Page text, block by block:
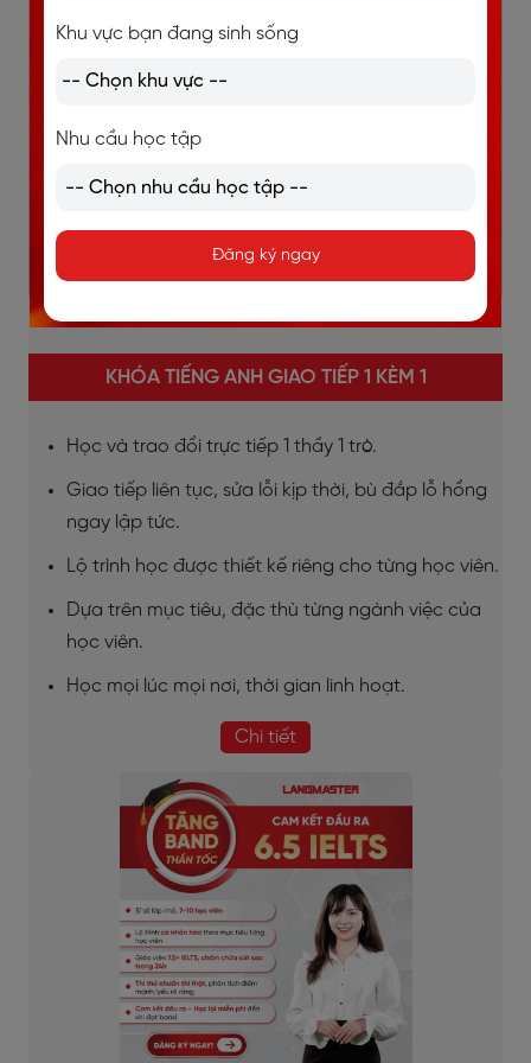
KHÓA TIẾNG ANH GIAO TIẾP 1 KÈM 1
Học và trao đổi trực tiếp 1 thầy 1 trò.
Giao tiếp liên tục, sửa lỗi kịp thời, bù đắp lỗ hổng
ngay lập tức.
Lộ trình học được thiết kế riêng cho từng học viên.
Dựa trên mục tiêu, đặc thù từng ngành việc của
học viên.
Học mọi lúc mọi nơi, thời gian linh hoạt.
Chi tiết
Khu vực bạn đang sinh sống
Nhu cầu học tập
Đăng ký ngay